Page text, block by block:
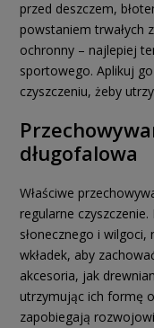
przed deszczem,
powstaniem trwałych
ochronny – najlepiej
sportowego. Aplikuj
czyszczeniu, żeby
długofalowa
Właściwe
regularne
słonecznego i wilgoci,
wkładek, aby
akcesoria, jak
utrzymując ich formę
zapobiegają